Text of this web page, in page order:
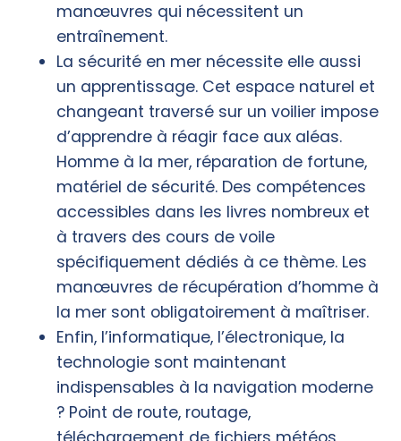
manœuvres qui nécessitent un
entraînement.
La sécurité en mer nécessite elle aussi
un apprentissage. Cet espace naturel et
changeant traversé sur un voilier impose
d’apprendre à réagir face aux aléas.
Homme à la mer, réparation de fortune,
matériel de sécurité. Des compétences
accessibles dans les livres nombreux et
à travers des cours de voile
spécifiquement dédiés à ce thème. Les
manœuvres de récupération d’homme à
la mer sont obligatoirement à maîtriser.
Enfin, l’informatique, l’électronique, la
technologie sont maintenant
indispensables à la navigation moderne
? Point de route, routage,